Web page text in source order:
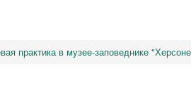
практика в музее-заповеднике